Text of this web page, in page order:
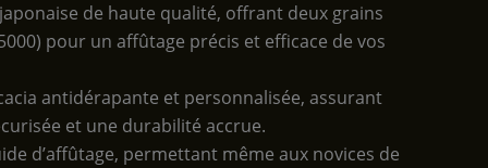
de haute qualité, offrant deux grains
pour un affûtage précis et efficace de vos
antidérapante et personnalisée, assurant
et une durabilité accrue.
d’affûtage, permettant même aux novices de